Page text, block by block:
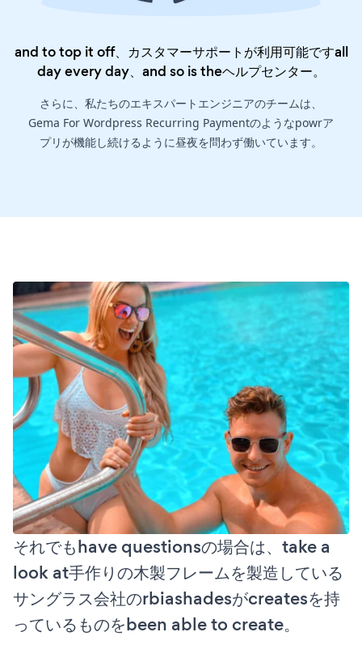
and to top it off、カスタマーサポートが利用可能ですall
day every day、and so is theヘルプセンター。
さらに、私たちのエキスパートエンジニアのチームは、
Gema For Wordpress Recurring Paymentのようなpowrア
プリが機能し続けるように昼夜を問わず働いています。
それでもhave questionsの場合は、take a
look at手作りの木製フレームを製造している
サングラス会社のrbiashadesがcreatesを持
っているものをbeen able to create。